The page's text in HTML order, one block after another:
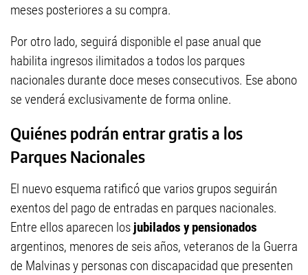
meses posteriores a su compra.
Por otro lado, seguirá disponible el pase anual que
habilita ingresos ilimitados a todos los parques
nacionales durante doce meses consecutivos. Ese abono
se venderá exclusivamente de forma online.
Quiénes podrán entrar gratis a los
Parques Nacionales
El nuevo esquema ratificó que varios grupos seguirán
exentos del pago de entradas en parques nacionales.
Entre ellos aparecen los jubilados y pensionados
argentinos, menores de seis años, veteranos de la Guerra
de Malvinas y personas con discapacidad que presenten